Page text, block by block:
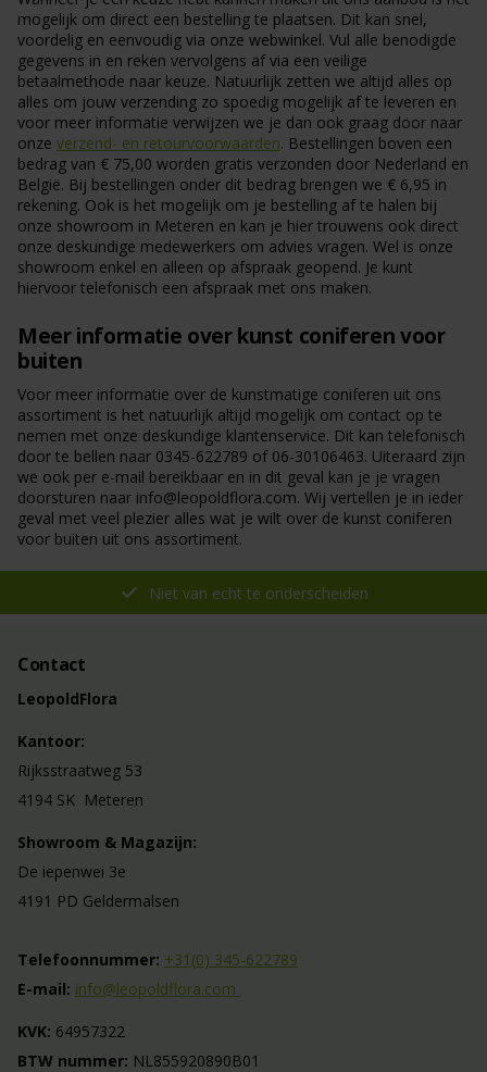
mogelijk om direct een bestelling te plaatsen. Dit kan snel,
voordelig en eenvoudig via onze webwinkel. Vul alle benodigde
gegevens in en reken vervolgens af via een veilige
betaalmethode naar keuze. Natuurlijk zetten we altijd alles op
alles om jouw verzending zo spoedig mogelijk af te leveren en
voor meer informatie verwijzen we je dan ook graag door naar
onze verzend- en retourvoorwaarden. Bestellingen boven een
bedrag van € 75,00 worden gratis verzonden door Nederland en
België. Bij bestellingen onder dit bedrag brengen we € 6,95 in
rekening. Ook is het mogelijk om je bestelling af te halen bij
onze showroom in Meteren en kan je hier trouwens ook direct
onze deskundige medewerkers om advies vragen. Wel is onze
showroom enkel en alleen op afspraak geopend. Je kunt
hiervoor telefonisch een afspraak met ons maken.
Meer informatie over kunst coniferen voor
buiten
Voor meer informatie over de kunstmatige coniferen uit ons
assortiment is het natuurlijk altijd mogelijk om contact op te
nemen met onze deskundige klantenservice. Dit kan telefonisch
door te bellen naar 0345-622789 of 06-30106463. Uiteraard zijn
we ook per e-mail bereikbaar en in dit geval kan je je vragen
doorsturen naar info@leopoldflora.com. Wij vertellen je in ieder
geval met veel plezier alles wat je wilt over de kunst coniferen
voor buiten uit ons assortiment.
Niet van echt te onderscheiden
Contact
LeopoldFlora
Kantoor:
Rijksstraatweg 53
4194 SK Meteren
Showroom & Magazijn:
De iepenwei 3e
4191 PD Geldermalsen
Telefoonnummer: +31(0) 345-622789
E-mail: info@leopoldflora.com
KVK: 64957322
BTW nummer: NL855920890B01